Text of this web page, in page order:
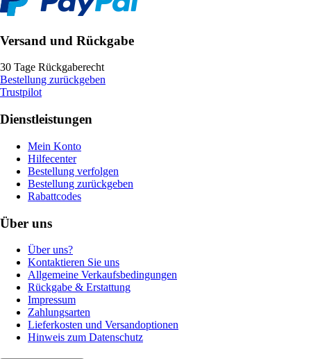
Versand und Rückgabe
30 Tage Rückgaberecht
Bestellung zurückgeben
Trustpilot
Dienstleistungen
Mein Konto
Hilfecenter
Bestellung verfolgen
Bestellung zurückgeben
Rabattcodes
Über uns
Über uns?
Kontaktieren Sie uns
Allgemeine Verkaufsbedingungen
Rückgabe & Erstattung
Impressum
Zahlungsarten
Lieferkosten und Versandoptionen
Hinweis zum Datenschutz